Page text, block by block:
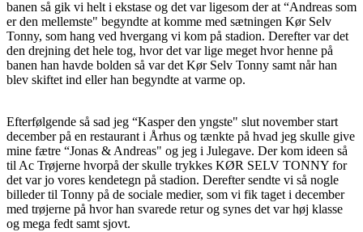
banen så gik vi helt i ekstase og det var ligesom der at “Andreas som
er den mellemste" begyndte at komme med sætningen Kør Selv
Tonny, som hang ved hvergang vi kom på stadion. Derefter var det
den drejning det hele tog, hvor det var lige meget hvor henne på
banen han havde bolden så var det Kør Selv Tonny samt når han
blev skiftet ind eller han begyndte at varme op.
Efterfølgende så sad jeg “Kasper den yngste" slut november start
december på en restaurant i Århus og tænkte på hvad jeg skulle give
mine fætre “Jonas & Andreas" og jeg i Julegave. Der kom ideen så
til Ac Trøjerne hvorpå der skulle trykkes KØR SELV TONNY for
det var jo vores kendetegn på stadion. Derefter sendte vi så nogle
billeder til Tonny på de sociale medier, som vi fik taget i december
med trøjerne på hvor han svarede retur og synes det var høj klasse
og mega fedt samt sjovt.